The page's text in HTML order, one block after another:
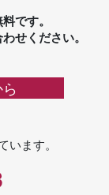
です。
せください。
ます。